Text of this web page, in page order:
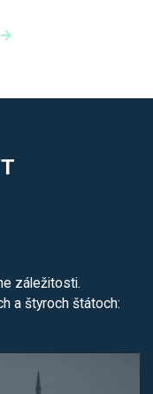
záležitosti.
a štyroch štátoch: